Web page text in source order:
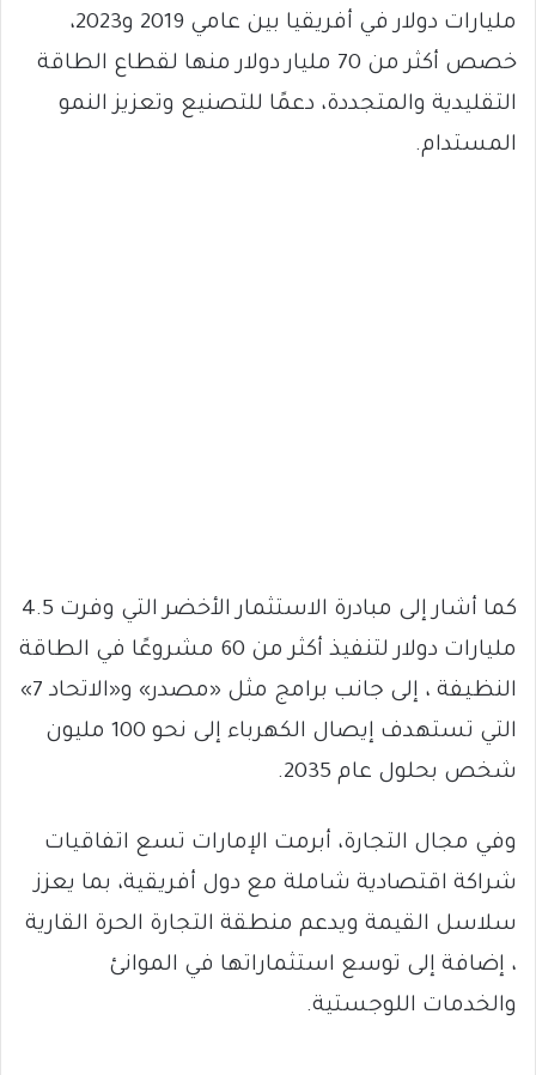
مليارات دولار في أفريقيا بين عامي 2019 و2023،
خصص أكثر من 70 مليار دولار منها لقطاع الطاقة
التقليدية والمتجددة، دعمًا للتصنيع وتعزيز النمو
المستدام.
كما أشار إلى مبادرة الاستثمار الأخضر التي وفرت 4.5
مليارات دولار لتنفيذ أكثر من 60 مشروعًا في الطاقة
النظيفة ، إلى جانب برامج مثل «مصدر» و«الاتحاد 7»
التي تستهدف إيصال الكهرباء إلى نحو 100 مليون
شخص بحلول عام 2035.
وفي مجال التجارة، أبرمت الإمارات تسع اتفاقيات
شراكة اقتصادية شاملة مع دول أفريقية، بما يعزز
سلاسل القيمة ويدعم منطقة التجارة الحرة القارية
، إضافة إلى توسع استثماراتها في الموانئ
والخدمات اللوجستية.